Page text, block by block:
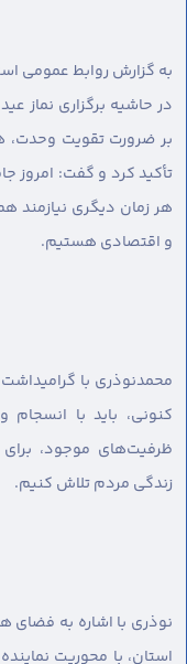
به گزارش روابط عمومی
در حاشیه برگزاری نماز
بر ضرورت تقویت
تأکید کرد و گفت: امروز
هر زمان دیگری نیازمند
و اقتصادی هستیم.
محمدنوذری با
کنونی، باید با
ظرفیت‌های موجود،
زندگی مردم تلاش کنیم.
نوذری با اشاره به
استان، با محوریت